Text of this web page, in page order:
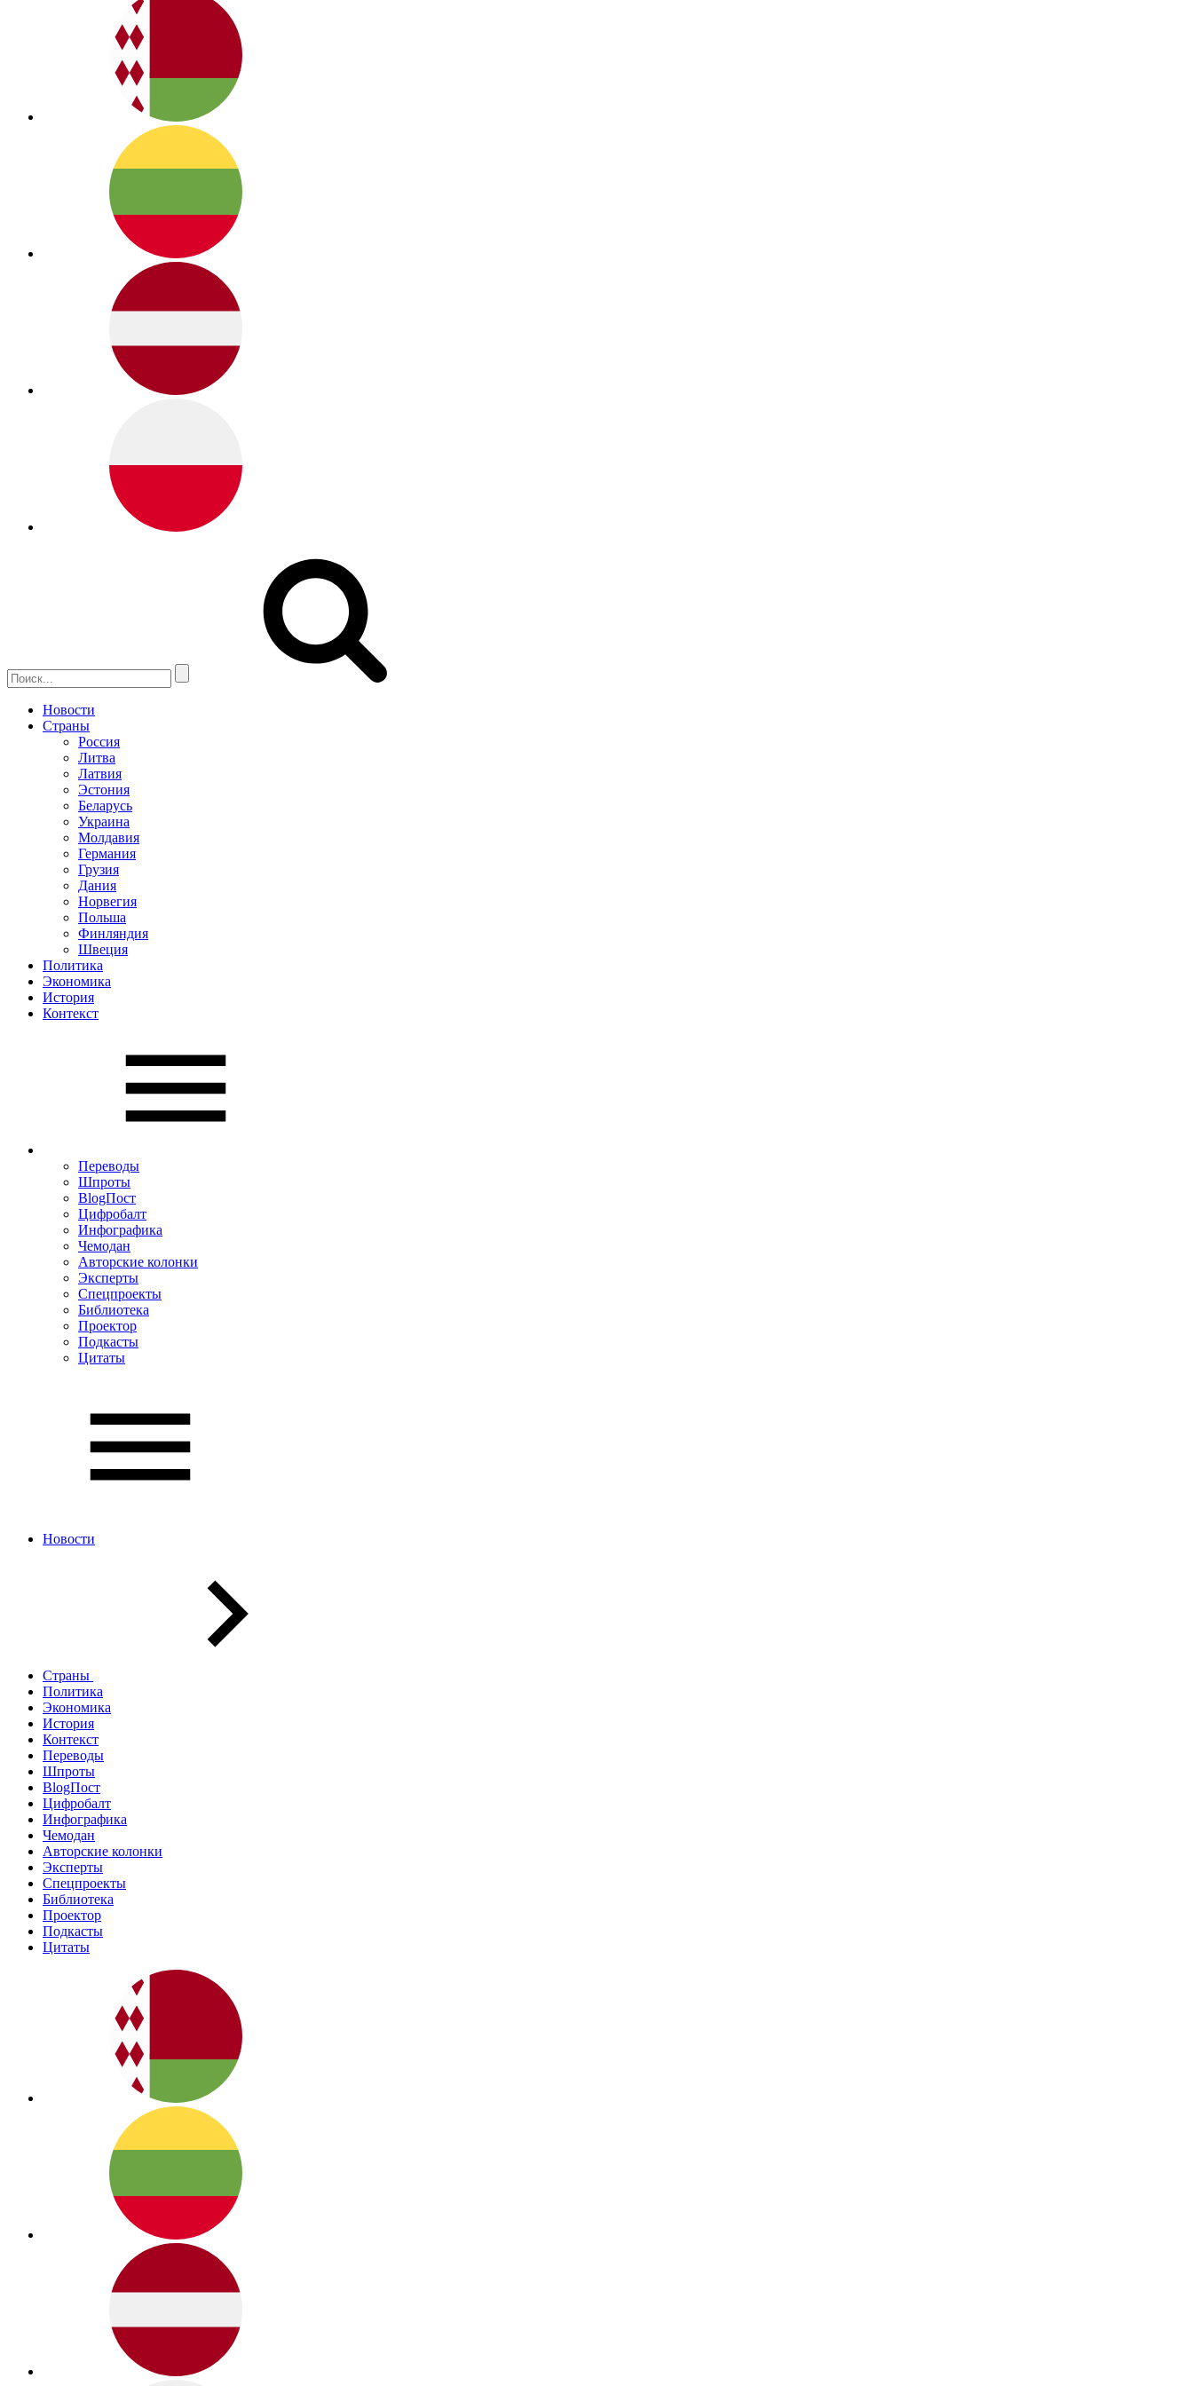
Новости
Страны
Россия
Литва
Латвия
Эстония
Беларусь
Украина
Молдавия
Германия
Грузия
Дания
Норвегия
Польша
Финляндия
Швеция
Политика
Экономика
История
Контекст
Переводы
Шпроты
BlogПост
Цифробалт
Инфографика
Чемодан
Авторские колонки
Эксперты
Спецпроекты
Библиотека
Проектор
Подкасты
Цитаты
Новости
Страны
Политика
Экономика
История
Контекст
Переводы
Шпроты
BlogПост
Цифробалт
Инфографика
Чемодан
Авторские колонки
Эксперты
Спецпроекты
Библиотека
Проектор
Подкасты
Цитаты